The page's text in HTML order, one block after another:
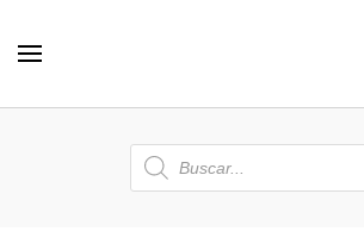
Búsqueda
de
productos